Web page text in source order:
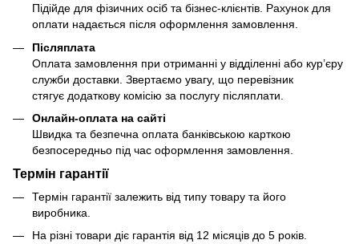
Підійде для фізичних осіб та бізнес-клієнтів. Рахунок для
оплати надається після оформлення замовлення.
Післяплата
Оплата замовлення при отриманні у відділенні або кур’єру
служби доставки. Звертаємо увагу, що перевізник
стягує додаткову комісію за послугу післяплати.
Онлайн-оплата на сайті
Швидка та безпечна оплата банківською карткою
безпосередньо під час оформлення замовлення.
Термін гарантії
Термін гарантії залежить від типу товару та його
виробника.
На різні товари діє гарантія від 12 місяців до 5 років.